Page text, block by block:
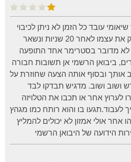
עובד כל הזמן לא ניתן לכיבוי
אפילו שמכבים הוא מדליק את עצמו לאחר 20 שניות ונשאר
לא מדובר בסטרימר אחד התופעה
ביבואן הרשמי אן תשובות חבורה
אותך ובסוף אותה הצעה שחוזרת על
ושוב ושוב. מדגיש תבדקו לבד
לערוץ אחר או תכבו את הטלויזה
לעבוד.תגעו בו והוא רותח כמו מגהץ
אחר אולי אמזון לא יכולים להמליץ
הידועה של היבואן הרשמי